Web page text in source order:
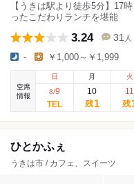
【うきは駅より徒歩5分】17
ったこだわりランチを堪能
3.24 31 人
- ￥1,000～￥1,999
空席
情報
日
8/9
月
10
残1
火
11
残
ひとかふぇ
うきは市 / カフェ、スイーツ